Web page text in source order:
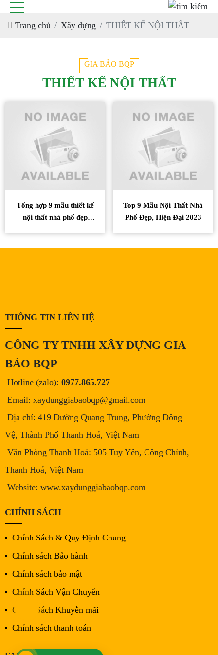
Trang chủ Xây dựng THIẾT KẾ NỘI THẤT
GIA BẢO BQP
THIẾT KẾ NỘI THẤT
Tổng hợp 9 mẫu thiết kế
nội thất nhà phố đẹp
Top 9 Mẫu Nội Thất Nhà
Phố Đẹp, Hiện Đại 2023
THÔNG TIN LIÊN HỆ
CÔNG TY TNHH XÂY DỰNG GIA
BẢO BQP
Hotline (zalo): 0977.865.727
Email: xaydunggiabaobqp@gmail.com
Địa chỉ: 419 Đường Quang Trung, Phường Đông
Vệ, Thành Phố Thanh Hoá, Việt Nam
Văn Phòng Thanh Hoá: 505 Tuy Yên, Công Chính,
Thanh Hoá, Việt Nam
Website: www.xaydunggiabaobqp.com
CHÍNH SÁCH
Chính Sách & Quy Định Chung
Chính sách Bảo hành
Chính sách bảo mật
Chính Sách Vận Chuyển
Chính Sách Khuyễn mãi
Chính sách thanh toán